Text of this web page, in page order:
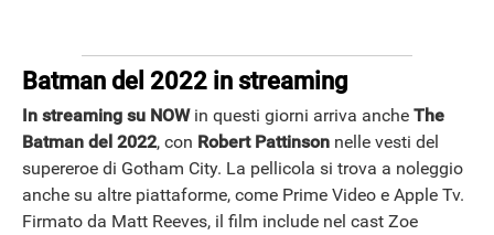
Batman del 2022 in streaming
In streaming su NOWin questi giorni arriva anche The
Batman del 2022, con Robert Pattinson nelle vesti del
supereroe di Gotham City. La pellicola si trova a noleggio
anche su altre piattaforme, come Prime Video e Apple Tv.
Firmato da Matt Reeves, il film include nel cast Zoe